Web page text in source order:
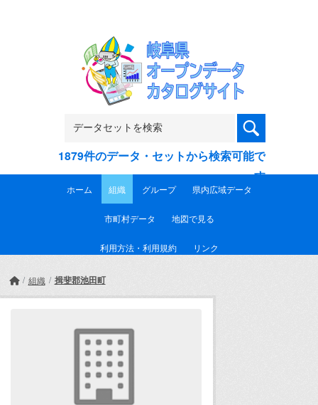
1879件のデータ・セットから検索可能で
す
ホーム 組織 グループ 県内広域データ
市町村データ 地図で見る
利用方法・利用規約 リンク
組織 揖斐郡池田町